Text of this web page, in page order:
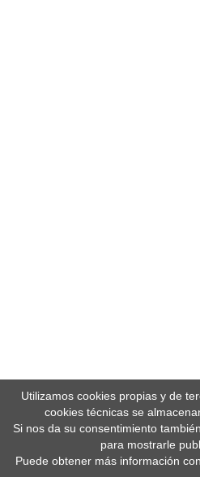
Utilizamos cookies propias y de
cookies técnicas se
Si nos da su consentimiento
para mostrarle
Puede obtener más información